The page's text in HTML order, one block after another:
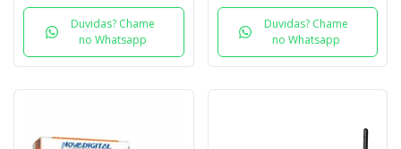
Duvidas? Chame
no Whatsapp
Duvidas? Chame
no Whatsapp